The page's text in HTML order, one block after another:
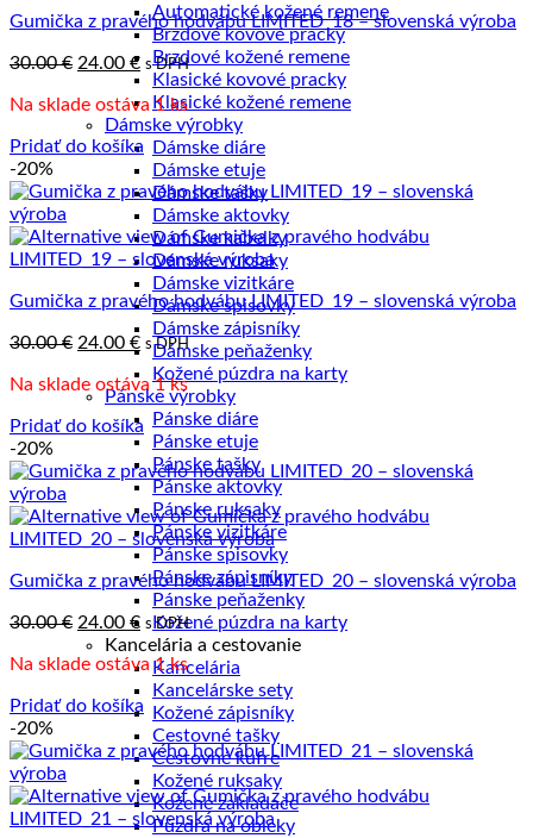
Automatické kožené remene
Brzdové kovové pracky
Brzdové kožené remene
Klasické kovové pracky
Klasické kožené remene
Dámske výrobky
Dámske diáre
Dámske etuje
Dámske tašky
Dámske aktovky
Dámske kabelky
Dámske ruksaky
Dámske vizitkáre
Dámske spisovky
Dámske zápisníky
Dámske peňaženky
Kožené púzdra na karty
Pánske výrobky
Pánske diáre
Pánske etuje
Pánske tašky
Pánske aktovky
Pánske ruksaky
Pánske vizitkáre
Pánske spisovky
Pánske zápisníky
Pánske peňaženky
Kožené púzdra na karty
Kancelária a cestovanie
Kancelária
Kancelárske sety
Kožené zápisníky
Cestovné tašky
Cestovné kufre
Kožené ruksaky
Kožené zakladače
Púzdra na obleky
Gumička z pravého hodvábu LIMITED_18 – slovenská výroba
30.00€ Pôvodná
bola:
30.00 €.
24.00 €Aktuálna
cena
je:
24.00 €.
s DPH
Na sklade ostáva 1 ks
Pridať do košíka
-20%
Gumička z pravého hodvábu LIMITED_19 – slovenská výroba
30.00€ Pôvodná
bola:
30.00 €.
24.00 €Aktuálna
cena
je:
24.00 €.
s DPH
Na sklade ostáva 1 ks
Pridať do košíka
-20%
Gumička z pravého hodvábu LIMITED_20 – slovenská výroba
30.00€ Pôvodná
cena
bola:
30.00 €.
24.00 €Aktuálna
cena
je:
24.00 €.
s DPH
Na sklade ostáva 1 ks
Pridať do košíka
-20%